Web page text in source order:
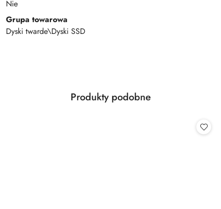
Nie
Grupa towarowa
Dyski twarde\Dyski SSD
Pomiń karuzelę produktów
Produkty
Produkty podobne